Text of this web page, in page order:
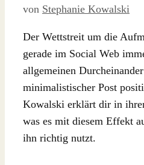
von Stephanie Kowalski
Der Wettstreit um die
gerade im Social Web
allgemeinen
minimalistischer Post
Kowalski erklärt dir in
was es mit diesem Effekt
ihn richtig nutzt.